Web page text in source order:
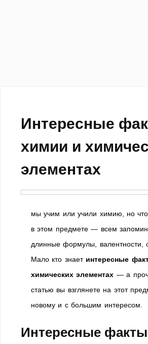
Интересные
химии и
элементах
мы учим или учили химию, но что
в этом предмете — всем
длинные формулы, валентности,
Мало кто знает интересные
химических элементах — а
статью вы взглянете на этот
новому и с большим интересом.
Интересные